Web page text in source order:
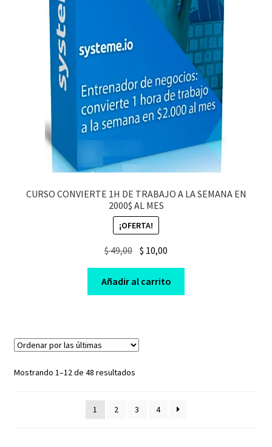
CURSO CONVIERTE 1H DE TRABAJO A LA SEMANA EN
2000$ AL MES
¡OFERTA!
$49,00 Original
was:
$ 49,00.
$ 10,00
is:
$ 10,00.
Añadir al carrito
Mostrando 1–12 de 48 resultadosSorted
1
2 3 4